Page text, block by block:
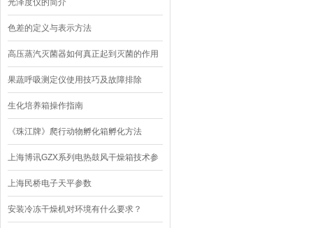
光泽度仪的简介
色差的定义与表示方法
高压蒸汽灭菌器如何真正起到灭菌的作用
果蔬呼吸测定仪使用技巧及故障排除
生化培养箱操作指南
《珠江牌》爬行动物孵化箱孵化方法
上海博讯GZX系列电热鼓风干燥箱技术参
数
上海民桥电子天平参数
安装冷冻干燥机对环境有什么要求？